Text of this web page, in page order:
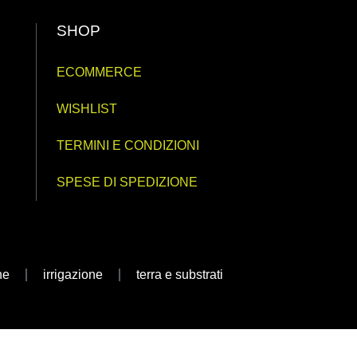
SHOP
ECOMMERCE
WISHLIST
TERMINI E CONDIZIONI
SPESE DI SPEDIZIONE
irrigazione terra e substrati